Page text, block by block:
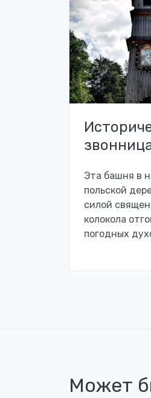
Эта башня в
польской
силой
колокола
погодных
Может